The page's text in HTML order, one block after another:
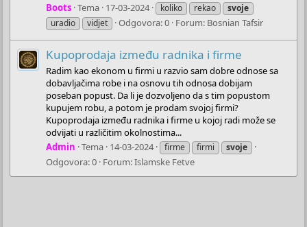
Boots Tema 17-03-2024 koliko rekao
svoje
uradio
vidjet Odgovora: 0 Forum: Bosnian Tafsir
Kupoprodaja između radnika i firme
Radim kao ekonom u firmi u razvio sam dobre odnose sa
dobavljačima robe i na osnovu tih odnosa dobijam
poseban popust. Da li je dozvoljeno da s tim popustom
kupujem robu, a potom je prodam svojoj firmi?
Kupoprodaja između radnika i firme u kojoj radi može se
odvijati u različitim okolnostima...
Admin Tema 14-03-2024 firme firmi svoje
Odgovora: 0 Forum:Islamske Fetve